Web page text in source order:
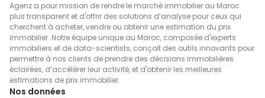
Agenz a pour mission de rendre le marché immobilier au Maroc
plus transparent et d'offrir des solutions d’analyse pour ceux qui
cherchent à acheter, vendre ou obtenir une estimation du prix
immobilier. Notre équipe unique au Maroc, composée d'experts
immobiliers et de data-scientists, conçoit des outils innovants pour
permettre à nos clients de prendre des décisions immobilières
éclairées, d’accélérer leur activité, et d'obtenir les meilleures
estimations de prix immobilier.
Nos données